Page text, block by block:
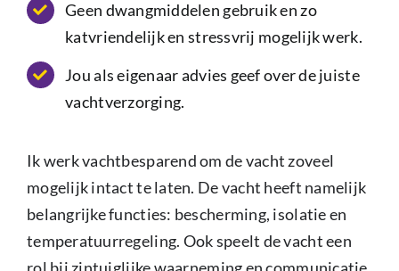
Geen dwangmiddelen gebruik en zo
katvriendelijk en stressvrij mogelijk werk.
Jou als eigenaar advies geef over de juiste
vachtverzorging.
Ik werk vachtbesparend om de vacht zoveel
mogelijk intact te laten. De vacht heeft namelijk
belangrijke functies: bescherming, isolatie en
temperatuurregeling. Ook speelt de vacht een